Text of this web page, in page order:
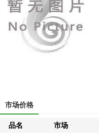
市场价格
品名 市场